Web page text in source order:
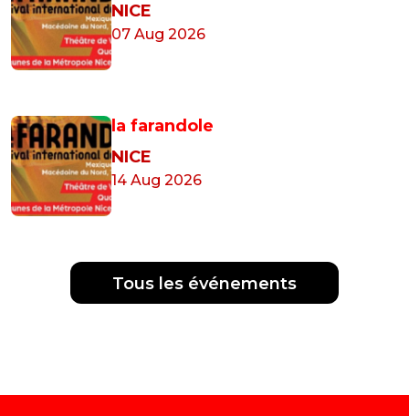
NICE
07 Aug 2026
la farandole
NICE
14 Aug 2026
Tous les événements